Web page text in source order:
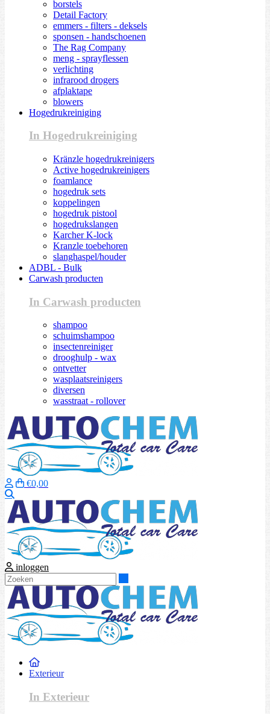
borstels
Detail Factory
emmers - filters - deksels
sponsen - handschoenen
The Rag Company
meng - sprayflessen
verlichting
infrarood drogers
afplaktape
blowers
Hogedrukreiniging
In Hogedrukreiniging
Kränzle hogedrukreinigers
Active hogedrukreinigers
foamlance
hogedruk sets
koppelingen
hogedruk pistool
hogedrukslangen
Karcher K-lock
Kranzle toebehoren
slanghaspel/houder
ADBL - Bulk
Carwash producten
In Carwash producten
shampoo
schuimshampoo
insectenreiniger
drooghulp - wax
ontvetter
wasplaatsreinigers
diversen
wasstraat - rollover
€0,00
inloggen
Exterieur
In Exterieur